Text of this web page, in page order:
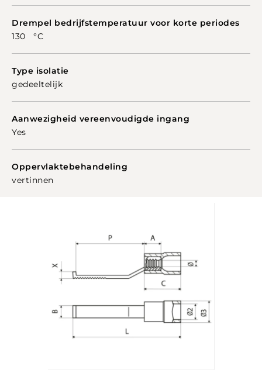
Drempel bedrijfstemperatuur voor korte periodes
130 °C
Type isolatie
gedeeltelijk
Aanwezigheid vereenvoudigde ingang
Yes
Oppervlaktebehandeling
vertinnen